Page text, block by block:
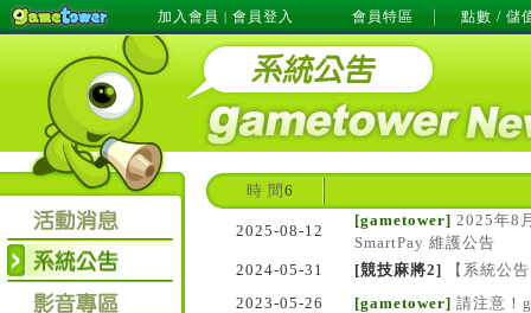
加入會員 | 會員登入 會員特區 點數 / 儲
時 間 6
2025-08-12
[gametower] 2025年8
SmartPay 維護公告
2024-05-31
[競技麻將2]
【系統公
2023-05-26
[gametower] 請注意！